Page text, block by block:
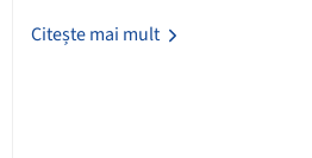
Citește mai mult